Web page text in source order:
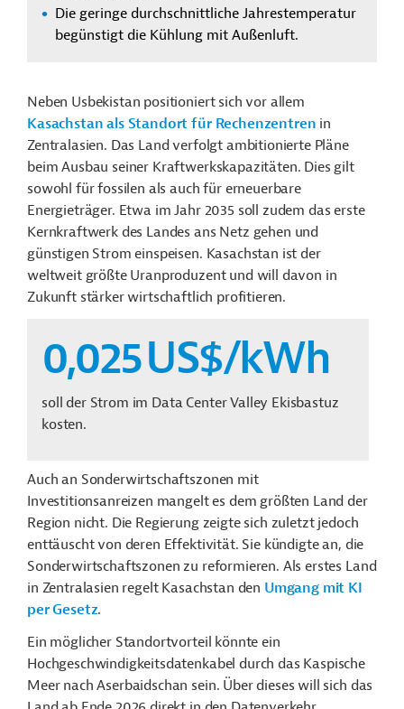
Die geringe durchschnittliche Jahrestemperatur
begünstigt die Kühlung mit Außenluft.
Neben Usbekistan positioniert sich vor allem
Kasachstan als Standort für Rechenzentren in
Zentralasien. Das Land verfolgt ambitionierte Pläne
beim Ausbau seiner Kraftwerkskapazitäten. Dies gilt
sowohl für fossilen als auch für erneuerbare
Energieträger. Etwa im Jahr 2035 soll zudem das erste
Kernkraftwerk des Landes ans Netz gehen und
günstigen Strom einspeisen. Kasachstan ist der
weltweit größte Uranproduzent und will davon in
Zukunft stärker wirtschaftlich profitieren.
0,025US$/kWh
soll der Strom im Data Center Valley Ekisbastuz
kosten.
Auch an Sonderwirtschaftszonen mit
Investitionsanreizen mangelt es dem größten Land der
Region nicht. Die Regierung zeigte sich zuletzt jedoch
enttäuscht von deren Effektivität. Sie kündigte an, die
Sonderwirtschaftszonen zu reformieren. Als erstes Land
in Zentralasien regelt Kasachstan den Umgang mit KI
per Gesetz.
Ein möglicher Standortvorteil könnte ein
Hochgeschwindigkeitsdatenkabel durch das Kaspische
Meer nach Aserbaidschan sein. Über dieses will sich das